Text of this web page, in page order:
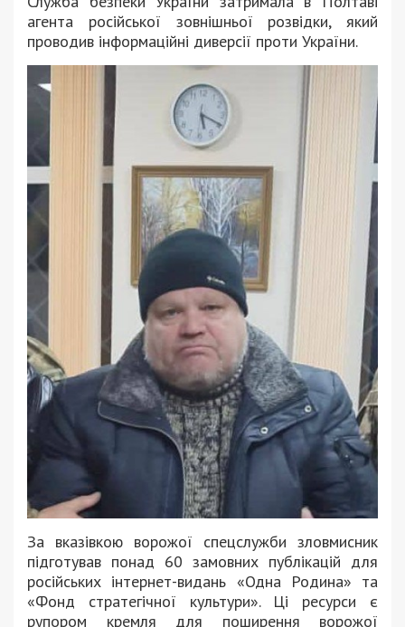
агента російської зовнішньої розвідки, який
проводив інформаційні диверсії проти України.
За вказівкою ворожої спецслужби зловмисник
підготував понад 60 замовних публікацій для
російських інтернет-видань «Одна Родина» та
«Фонд стратегічної культури». Ці ресурси є
рупором кремля для поширення ворожої